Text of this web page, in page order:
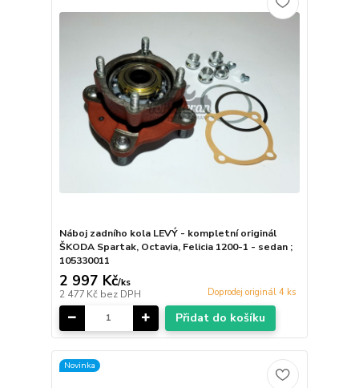
Náboj zadního kola LEVÝ - kompletní originál
ŠKODA Spartak, Octavia, Felicia 1200-1 - sedan ;
105330011
2 997 Kč/ks
2 477 Kč bez DPH Doprodej originál 4 ks
Přidat do košíku
Novinka